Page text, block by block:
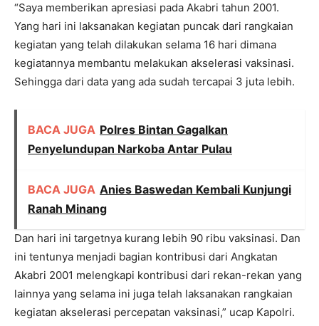
“Saya memberikan apresiasi pada Akabri tahun 2001.
Yang hari ini laksanakan kegiatan puncak dari rangkaian
kegiatan yang telah dilakukan selama 16 hari dimana
kegiatannya membantu melakukan akselerasi vaksinasi.
Sehingga dari data yang ada sudah tercapai 3 juta lebih.
BACA JUGA Polres Bintan Gagalkan
Penyelundupan Narkoba Antar Pulau
BACA JUGA Anies Baswedan Kembali Kunjungi
Ranah Minang
Dan hari ini targetnya kurang lebih 90 ribu vaksinasi. Dan
ini tentunya menjadi bagian kontribusi dari Angkatan
Akabri 2001 melengkapi kontribusi dari rekan-rekan yang
lainnya yang selama ini juga telah laksanakan rangkaian
kegiatan akselerasi percepatan vaksinasi,” ucap Kapolri.